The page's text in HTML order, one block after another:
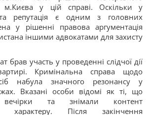
м.Києва у цій справі. Оскільки у
репутація є одним з головних
у рішенні правова аргументація
іншими адвокатами для захисту
брав участь у проведенні слідчої дії
Кримінальна справа щодо
набула значного резонансу у
Вказані особи відомі як ті, що
вечірки та знімали контент
характеру. Після закінчення